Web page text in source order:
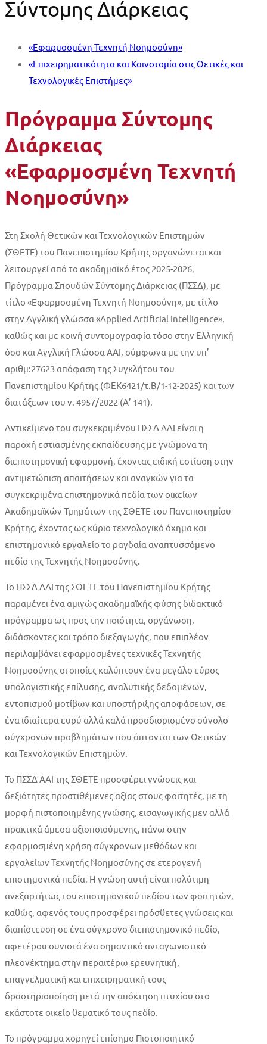
Σύντομης Διάρκειας
«Εφαρμοσμένη Τεχνητή Νοημοσύνη»
«Επιχειρηματικότητα και Καινοτομία στις Θετικές και
Τεχνολογικές Επιστήμες»
Πρόγραμμα Σύντομης
Διάρκειας
«Εφαρμοσμένη Τεχνητή
Νοημοσύνη»
Στη Σχολή Θετικών και Τεχνολογικών Επιστημών
(ΣΘΕΤΕ) του Πανεπιστημίου Κρήτης οργανώνεται και
λειτουργεί από το ακαδημαϊκό έτος 2025-2026,
Πρόγραμμα Σπουδών Σύντομης Διάρκειας (ΠΣΣΔ), με
τίτλο «Εφαρμοσμένη Τεχνητή Νοημοσύνη», με τίτλο
στην Αγγλική γλώσσα «Applied Artificial Intelligence»,
καθώς και με κοινή συντομογραφία τόσο στην Ελληνική
όσο και Αγγλική Γλώσσα ΑΑΙ, σύμφωνα με την υπ’
αριθμ:27623 απόφαση της Συγκλήτου του
Πανεπιστημίου Κρήτης (ΦΕΚ6421/τ.Β/1-12-2025) και των
διατάξεων του ν. 4957/2022 (Α’ 141).
Αντικείμενο του συγκεκριμένου ΠΣΣΔ ΑΑΙ είναι η
παροχή εστιασμένης εκπαίδευσης με γνώμονα τη
διεπιστημονική εφαρμογή, έχοντας ειδική εστίαση στην
αντιμετώπιση απαιτήσεων και αναγκών για τα
συγκεκριμένα επιστημονικά πεδία των οικείων
Ακαδημαϊκών Τμημάτων της ΣΘΕΤΕ του Πανεπιστημίου
Κρήτης, έχοντας ως κύριο τεχνολογικό όχημα και
επιστημονικό εργαλείο το ραγδαία αναπτυσσόμενο
πεδίο της Τεχνητής Νοημοσύνης.
Το ΠΣΣΔ ΑΑΙ της ΣΘΕΤΕ του Πανεπιστημίου Κρήτης
παραμένει ένα αμιγώς ακαδημαϊκής φύσης διδακτικό
πρόγραμμα ως προς την ποιότητα, οργάνωση,
διδάσκοντες και τρόπο διεξαγωγής, που επιπλέον
περιλαμβάνει εφαρμοσμένες τεχνικές Τεχνητής
Νοημοσύνης οι οποίες καλύπτουν ένα μεγάλο εύρος
υπολογιστικής επίλυσης, αναλυτικής δεδομένων,
εντοπισμού μοτίβων και υποστήριξης αποφάσεων, σε
ένα ιδιαίτερα ευρύ αλλά καλά προσδιορισμένο σύνολο
σύγχρονων προβλημάτων που άπτονται των Θετικών
και Τεχνολογικών Επιστημών.
Το ΠΣΣΔ ΑΑΙ της ΣΘΕΤΕ προσφέρει γνώσεις και
δεξιότητες προστιθέμενες αξίας στους φοιτητές, με τη
μορφή πιστοποιημένης γνώσης, εισαγωγικής μεν αλλά
πρακτικά άμεσα αξιοποιούμενης, πάνω στην
εφαρμοσμένη χρήση σύγχρονων μεθόδων και
εργαλείων Τεχνητής Νοημοσύνης σε ετερογενή
επιστημονικά πεδία. Η γνώση αυτή είναι πολύτιμη
ανεξαρτήτως του επιστημονικού πεδίου των φοιτητών,
καθώς, αφενός τους προσφέρει πρόσθετες γνώσεις και
διαπίστευση σε ένα σύγχρονο διεπιστημονικό πεδίο,
αφετέρου συνιστά ένα σημαντικό ανταγωνιστικό
πλεονέκτημα στην περαιτέρω ερευνητική,
επαγγελματική και επιχειρηματική τους
δραστηριοποίηση μετά την απόκτηση πτυχίου στο
εκάστοτε οικείο θεματικό τους πεδίο.
Το πρόγραμμα χορηγεί επίσημο Πιστοποιητικό